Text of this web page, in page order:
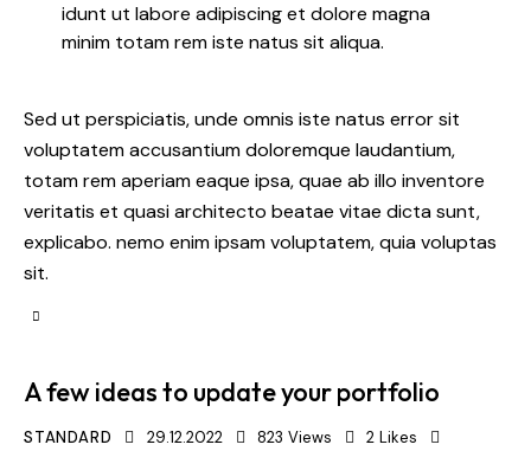
idunt ut labore adipiscing et dolore magna
minim totam rem iste natus sit aliqua.
Sed ut perspiciatis, unde omnis iste natus error sit
voluptatem accusantium doloremque laudantium,
totam rem aperiam eaque ipsa, quae ab illo inventore
veritatis et quasi architecto beatae vitae dicta sunt,
explicabo. nemo enim ipsam voluptatem, quia voluptas
sit.
A few ideas to update your portfolio
STANDARD 29.12.2022 823 Views 2 Likes